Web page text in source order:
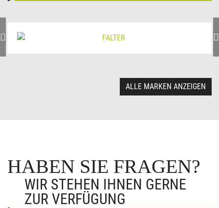
ALLE MARKEN ANZEIGEN
HABEN SIE FRAGEN?
WIR STEHEN IHNEN GERNE
ZUR VERFÜGUNG